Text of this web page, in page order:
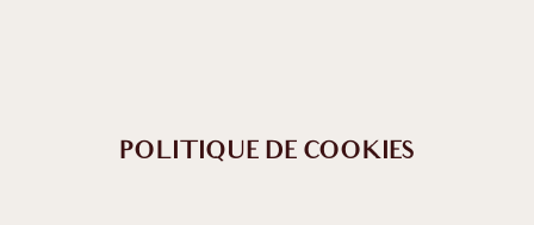
POLITIQUE DE COOKIES